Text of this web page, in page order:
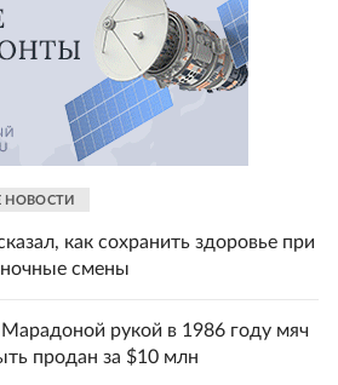
как сохранить здоровье при
ночные смены
рукой в 1986 году мяч
продан за $10 млн